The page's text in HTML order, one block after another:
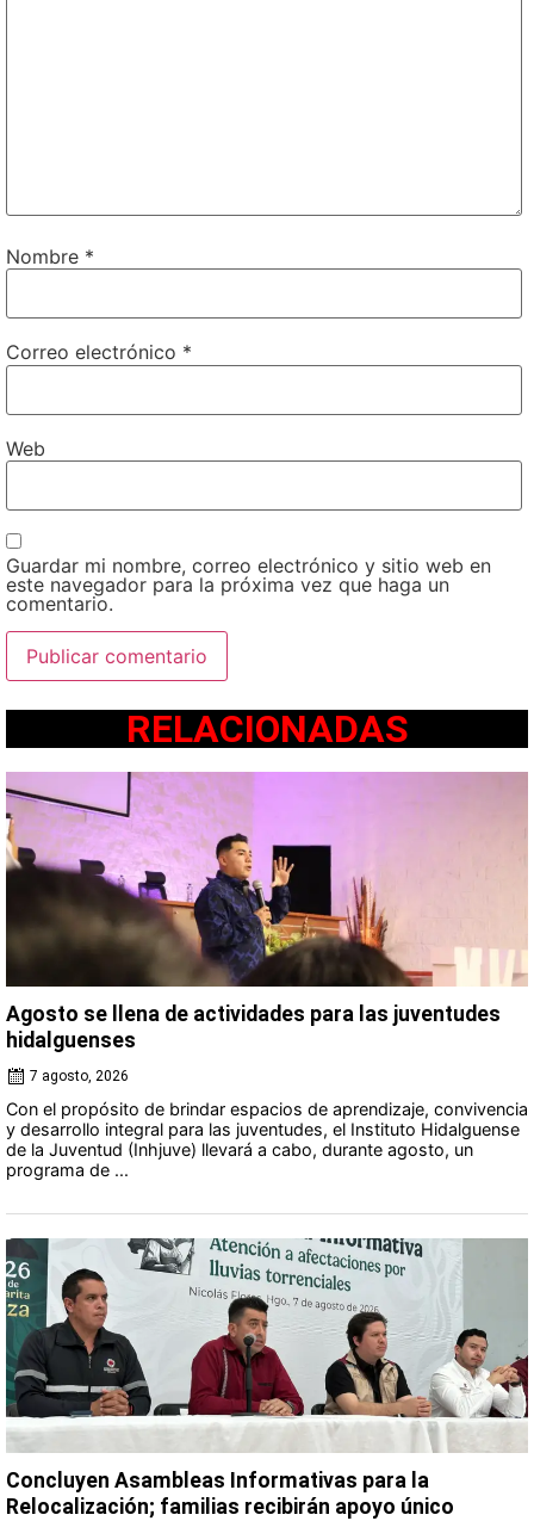
Nombre *
Correo electrónico *
Web
Guardar mi nombre, correo electrónico y sitio web en
este navegador para la próxima vez que haga un
comentario.
RELACIONADAS
Agosto se llena de actividades para las juventudes
hidalguenses
7 agosto, 2026
Con el propósito de brindar espacios de aprendizaje, convivencia
y desarrollo integral para las juventudes, el Instituto Hidalguense
de la Juventud (Inhjuve) llevará a cabo, durante agosto, un
programa de ...
Concluyen Asambleas Informativas para la
Relocalización; familias recibirán apoyo único